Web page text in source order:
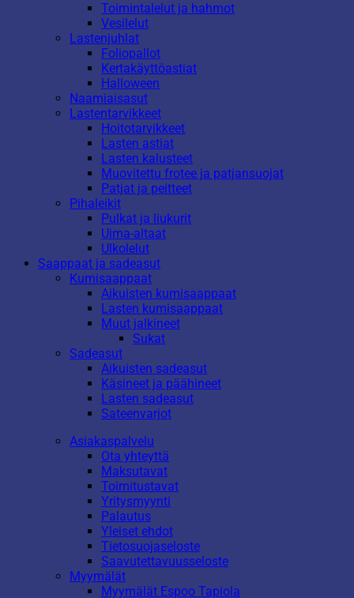
Toimintalelut ja hahmot
Vesilelut
Lastenjuhlat
Foliopallot
Kertakäyttöastiat
Halloween
Naamiaisasut
Lastentarvikkeet
Hoitotarvikkeet
Lasten astiat
Lasten kalusteet
Muovitettu frotee ja patjansuojat
Patjat ja peitteet
Pihaleikit
Pulkat ja liukurit
Uima-altaat
Ulkolelut
Saappaat ja sadeasut
Kumisaappaat
Aikuisten kumisaappaat
Lasten kumisaappaat
Muut jalkineet
Sukat
Sadeasut
Aikuisten sadeasut
Käsineet ja päähineet
Lasten sadeasut
Sateenvarjot
Asiakaspalvelu
Ota yhteyttä
Maksutavat
Toimitustavat
Yritysmyynti
Palautus
Yleiset ehdot
Tietosuojaseloste
Saavutettavuusseloste
Myymälät
Myymälät Espoo Tapiola